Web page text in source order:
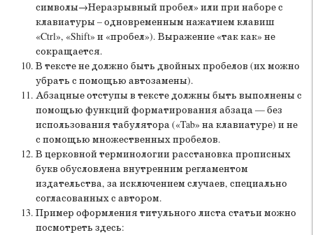
символы→Неразрывный пробел» или при наборе с
клавиатуры – одновременным нажатием клавиш
«Ctrl», «Shift» и «пробел»). Выражение «так как» не
сокращается.
В тексте не должно быть двойных пробелов (их можно
убрать с помощью автозамены).
Абзацные отступы в тексте должны быть выполнены с
помощью функций форматирования абзаца — без
использования табулятора («Tab» на клавиатуре) и не
с помощью множественных пробелов.
В церковной терминологии расстановка прописных
букв обусловлена внутренним регламентом
издательства, за исключением случаев, специально
согласованных с автором.
Пример оформления титульного листа статьи можно
посмотреть здесь: